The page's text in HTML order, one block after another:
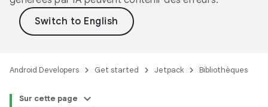
Android Developers Get started Jetpack Bibliothèques
Sur cette page